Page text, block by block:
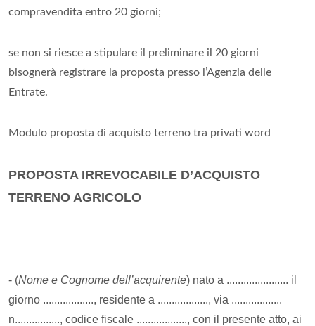
compravendita entro 20 giorni;
se non si riesce a stipulare il preliminare il 20 giorni
bisognerà registrare la proposta presso l’Agenzia delle
Entrate.
Modulo proposta di acquisto terreno tra privati word
PROPOSTA IRREVOCABILE D’ACQUISTO
TERRENO AGRICOLO
- (Nome e Cognome dell’acquirente) nato a ...................... il
giorno .................., residente a .................., via ..................
n................, codice fiscale .................., con il presente atto, ai